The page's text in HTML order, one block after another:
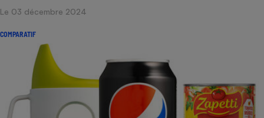
Le 03 décembre 2024
COMPARATIF
Climatiseur -
Ventilateur